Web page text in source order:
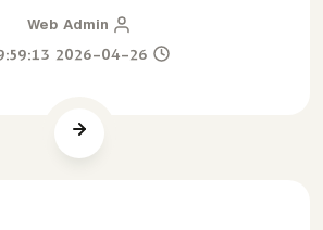
Web Admin
2026-04-26 19:59:13